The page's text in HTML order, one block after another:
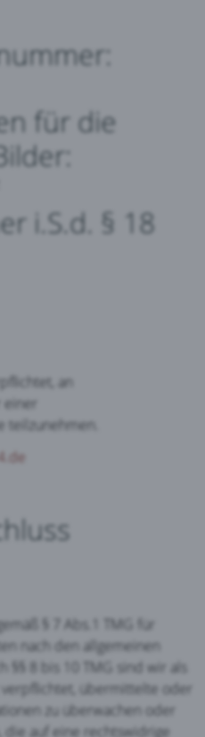
für die
i.S.d. § 18
an
einer
teilzunehmen.
§ 7 Abs.1 TMG für
nach den allgemeinen
§§ 8 bis 10 TMG sind wir als
übermittelte oder
zu überwachen oder
die auf eine rechtswidrige